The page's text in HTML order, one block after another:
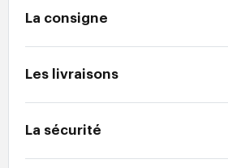
La consigne
Les livraisons
La sécurité